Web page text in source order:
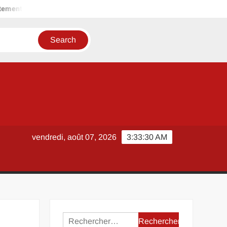
de déchets
3:33:30 AM
vendredi, août 07, 2026
Rechercher :